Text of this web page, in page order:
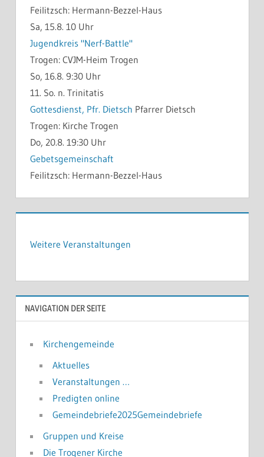
Feilitzsch: Hermann-Bezzel-Haus
Sa, 15.8. 10 Uhr
Jugendkreis "Nerf-Battle"
Trogen: CVJM-Heim Trogen
So, 16.8. 9:30 Uhr
11. So. n. Trinitatis
Gottesdienst, Pfr. Dietsch Pfarrer Dietsch
Trogen: Kirche Trogen
Do, 20.8. 19:30 Uhr
Gebetsgemeinschaft
Feilitzsch: Hermann-Bezzel-Haus
Weitere Veranstaltungen
NAVIGATION DER SEITE
Kirchengemeinde
Aktuelles
Veranstaltungen …
Predigten online
Gemeindebriefe2025Gemeindebriefe
Gruppen und Kreise
Die Trogener Kirche